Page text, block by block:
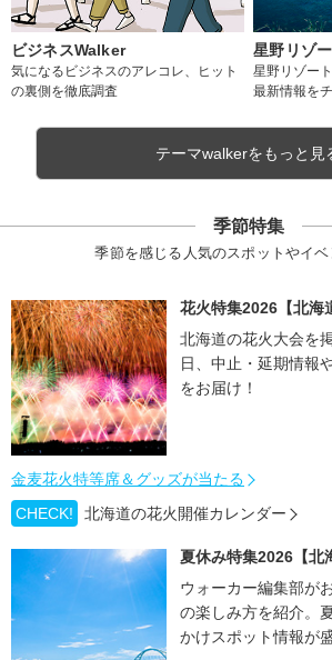
ビジネスWalker
気になるビジネスのアレコレ、ヒット
の裏側を徹底調査
星野リゾ
星野リゾー
最新情報を
テーマwalkerをもっと見
季節特集
季節を感じる人気のスポットやイ
花火特集2026【北海
北海道の花火大会を
日、中止・延期情報
をお届け！
金麦花火特等席＆グッズが当たる
CHECK!
北海道の花火開催カレンダー
夏休み特集2026【北
ウォーカー編集部が
の楽しみ方を紹介。
かけスポット情報が